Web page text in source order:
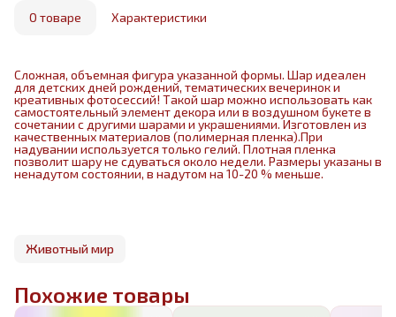
маркетплейса
О товаре Характеристики
Сложная, объемная фигура указанной формы. Шар идеален
для детских дней рождений, тематических вечеринок и
креативных фотосессий! Такой шар можно использовать как
самостоятельный элемент декора или в воздушном букете в
сочетании с другими шарами и украшениями. Изготовлен из
качественных материалов (полимерная пленка).При
надувании используется только гелий. Плотная пленка
позволит шару не сдуваться около недели. Размеры указаны в
ненадутом состоянии, в надутом на 10-20 % меньше.
Животный мир
Похожие товары